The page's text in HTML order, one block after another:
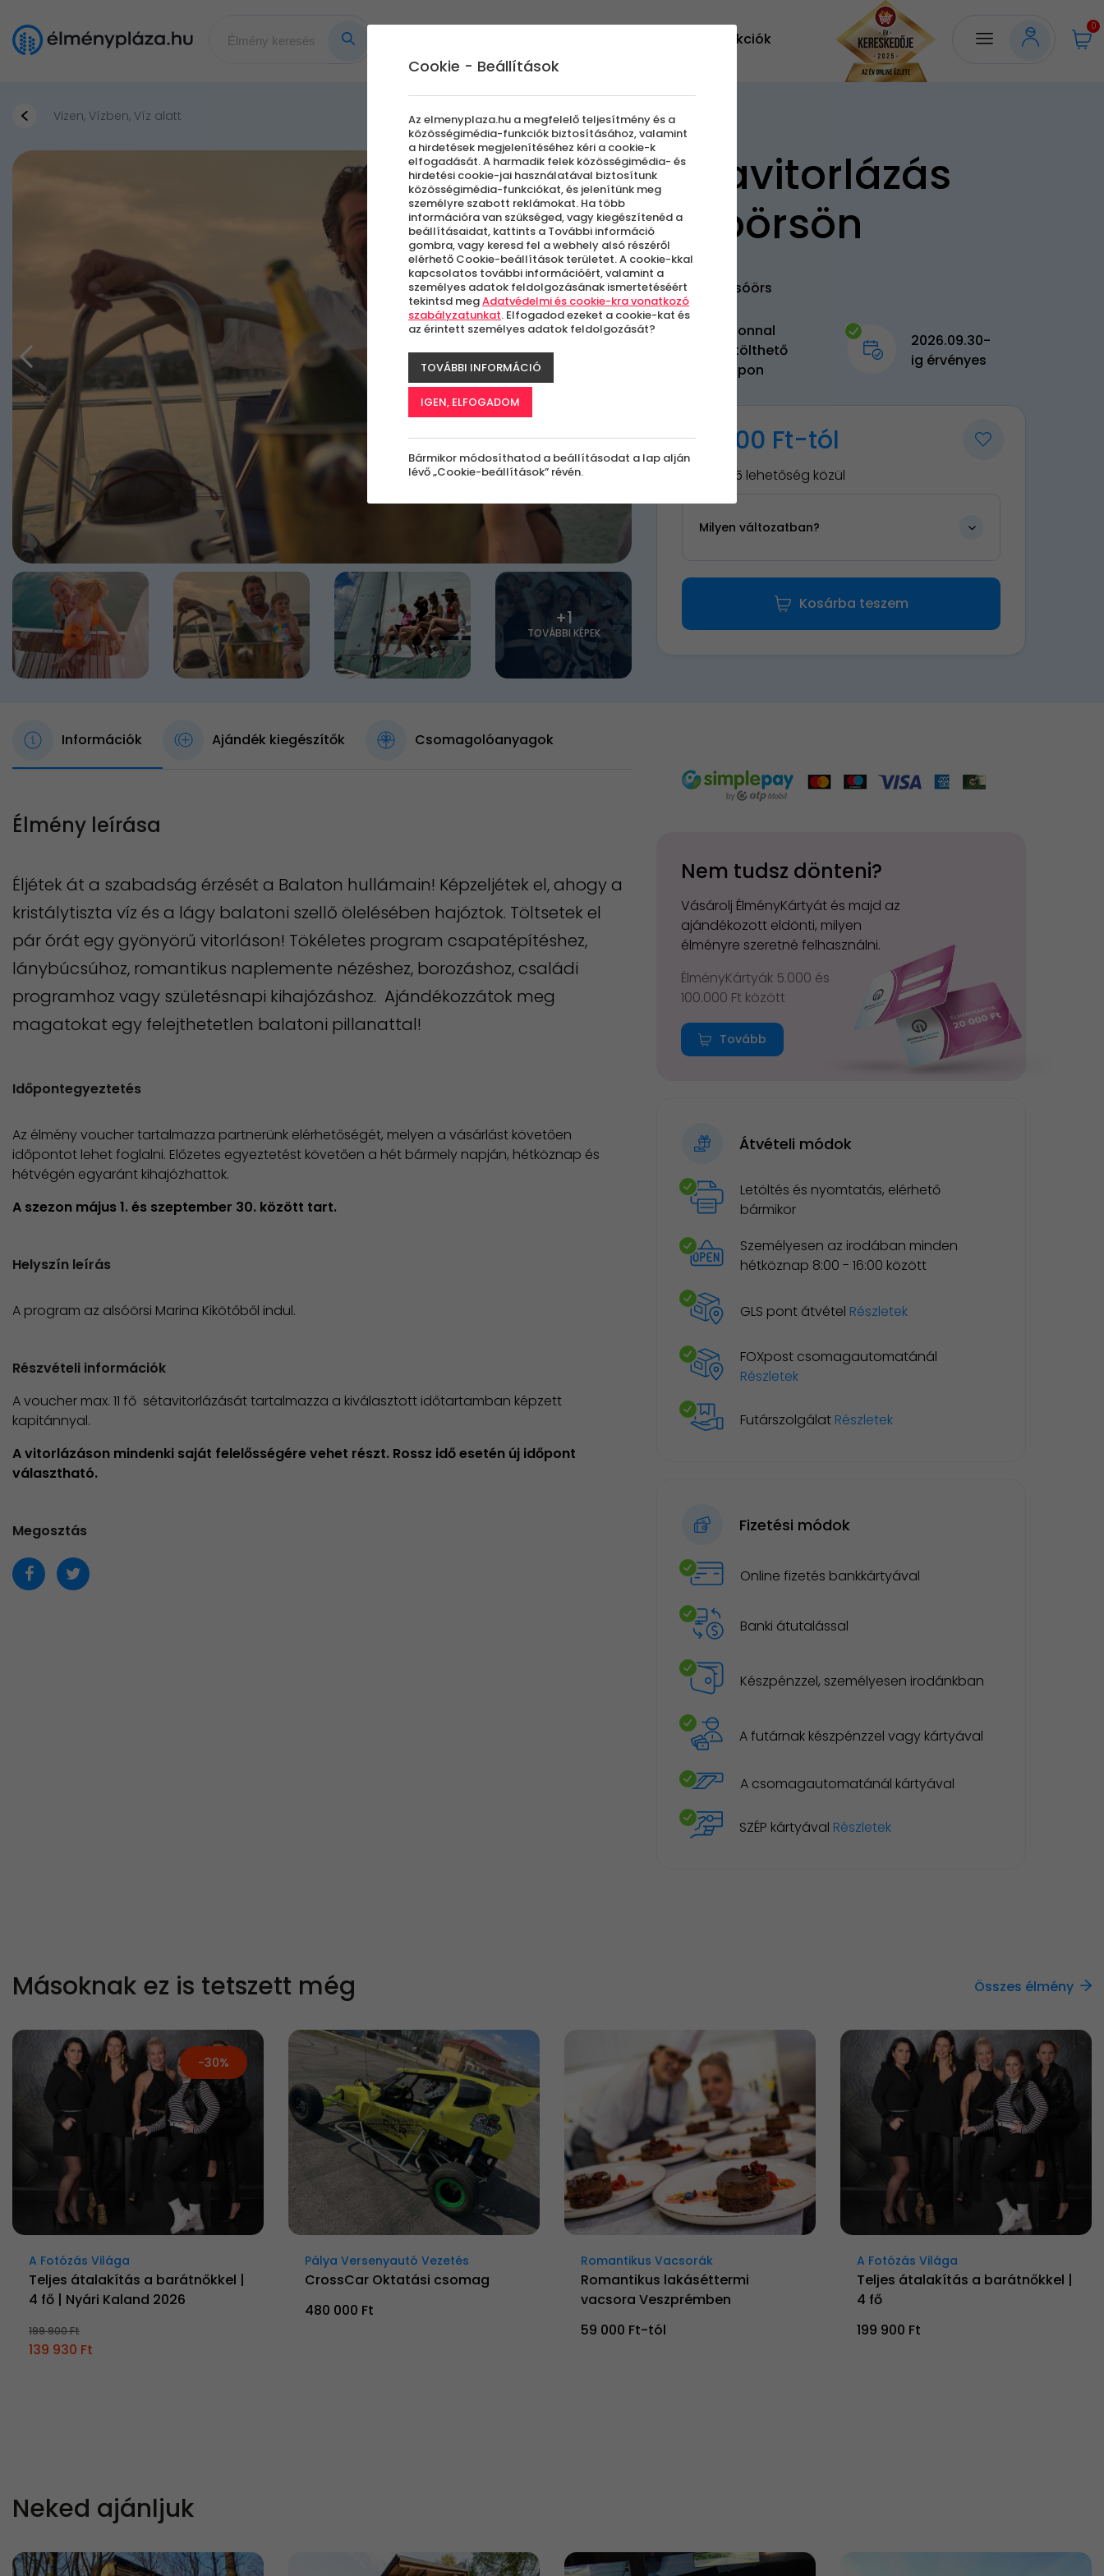
Akciók
0
Vizen, Vízben, Víz alatt
+1
TOVÁBBI KÉPEK
Sétavitorlázás
Alsóörsön
Alsóörs
Azonnal
letölthető
kupon
2026.09.30-
ig érvényes
30 000 Ft-tól
Válassz 5 lehetőség közül
Milyen változatban?
Kosárba teszem
Információk Ajándék kiegészítők Csomagolóanyagok
Élmény leírása
Éljétek át a szabadság érzését a Balaton hullámain! Képzeljétek el, ahogy a
kristálytiszta víz és a lágy balatoni szellő ölelésében hajóztok. Töltsetek el
pár órát egy gyönyörű vitorláson! Tökéletes program csapatépítéshez,
lánybúcsúhoz, romantikus naplemente nézéshez, borozáshoz, családi
programhoz vagy születésnapi kihajózáshoz. Ajándékozzátok meg
magatokat egy felejthetetlen balatoni pillanattal!
Időpontegyeztetés
Az élmény voucher tartalmazza partnerünk elérhetőségét, melyen a vásárlást követően
időpontot lehet foglalni. Előzetes egyeztetést követően a hét bármely napján, hétköznap és
hétvégén egyaránt kihajózhattok.
A szezon május 1. és szeptember 30. között tart.
Helyszín leírás
A program az alsóörsi Marina Kikötőből indul.
Részvételi információk
A voucher max. 11 fő sétavitorlázását tartalmazza a kiválasztott időtartamban képzett
kapitánnyal.
A vitorlázáson mindenki saját felelősségére vehet részt. Rossz idő esetén új időpont
választható.
Megosztás
Nem tudsz dönteni?
Vásárolj ÉlményKártyát és majd az
ajándékozott eldönti, milyen
élményre szeretné felhasználni.
ÉlményKártyák 5.000 és
100.000 Ft között
Tovább
Átvételi módok
Letöltés és nyomtatás, elérhető
bármikor
Személyesen az irodában minden
hétköznap 8:00 - 16:00 között
GLS pont átvétel Részletek
FOXpost csomagautomatánál
Részletek
Futárszolgálat Részletek
Fizetési módok
Online fizetés bankkártyával
Banki átutalással
Készpénzzel, személyesen irodánkban
A futárnak készpénzzel vagy kártyával
A csomagautomatánál kártyával
SZÉP kártyával Részletek
Másoknak ez is tetszett még Összes élmény
-30%
A Fotózás Világa
Teljes átalakítás a barátnőkkel |
4 fő | Nyári Kaland 2026
199 900 Ft
139 930 Ft
Pálya Versenyautó Vezetés
CrossCar Oktatási csomag
480 000 Ft
Romantikus Vacsorák
Romantikus lakáséttermi
vacsora Veszprémben
59 000 Ft-tól
A Fotózás Világa
Teljes átalakítás a barátnőkkel |
4 fő
199 900 Ft
Neked ajánljuk
Cookie - Beállítások
Az elmenyplaza.hu a megfelelő teljesítmény és a
közösségimédia-funkciók biztosításához, valamint
a hirdetések megjelenítéséhez kéri a cookie-k
elfogadását. A harmadik felek közösségimédia- és
hirdetési cookie-jai használatával biztosítunk
közösségimédia-funkciókat, és jelenítünk meg
személyre szabott reklámokat. Ha több
információra van szükséged, vagy kiegészítenéd a
beállításaidat, kattints a További információ
gombra, vagy keresd fel a webhely alsó részéről
elérhető Cookie-beállítások területet. A cookie-kkal
kapcsolatos további információért, valamint a
személyes adatok feldolgozásának ismertetéséért
tekintsd megAdatvédelmi és cookie-kra vonatkozó
szabályzatunkat. Elfogadod ezeket a cookie-kat és
az érintett személyes adatok feldolgozását?
TOVÁBBI INFORMÁCIÓ
IGEN, ELFOGADOM
Bármikor módosíthatod a beállításodat a lap alján
lévő „Cookie-beállítások” révén.